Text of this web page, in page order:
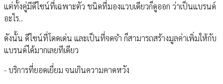
แต่ทั้งคู่มีดีไซน์ที่เฉพาะตัว ชนิดที่มองแวบเดียวก็ดูออก ว่าเป็นแบรนด์
อะไร..
ดังนั้น ดีไซน์ที่โดดเด่น และเป็นที่จดจำ ก็สามารถสร้างมูลค่าเพิ่มให้กับ
แบรนด์ได้มากเลยทีเดียว
- บริการที่ยอดเยี่ยม จนเกินความคาดหวัง